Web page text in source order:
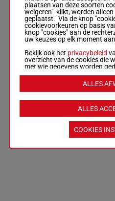
plaatsen van deze soorten
weigeren" klikt, worden
geplaatst. Via de knop
cookievoorkeuren op basis
knop "cookies" aan de
uw keuzes op elk moment
Bekijk ook het privacybeleid
overzicht van de cookies die
met wie gegevens worden
ALLES
ALLES
COOKIES